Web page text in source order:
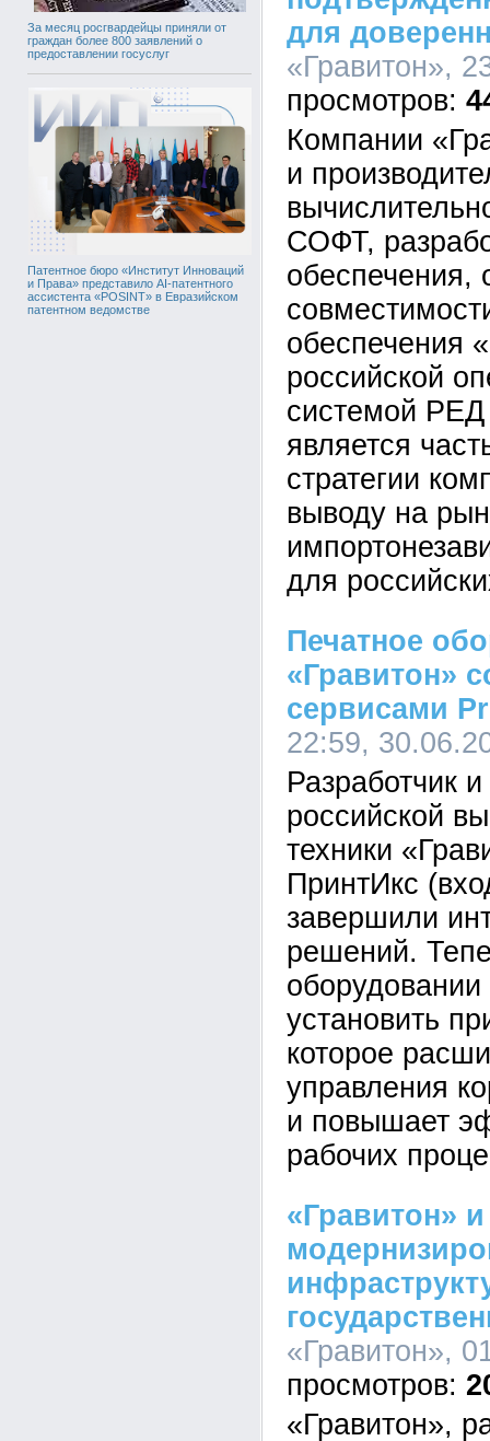
За месяц росгвардейцы приняли от
граждан более 800 заявлений о
предоставлении госуслуг
Патентное бюро «Институт Инноваций
и Права» представило AI-патентного
ассистента «POSINT» в Евразийском
патентном ведомстве
для
«Гравитон»,
Компании
и
СОФТ,
обеспечения,
обеспечения
российской
системой
является
стратегии
выводу на
для
Печатное
«Гравитон»
сервисами
22:59,
Разработчик
российской
техники
ПринтИкс
завершили
решений.
установить
которое
управления
и повышает
рабочих
«Гравитон»
«Гравитон»,
«Гравитон»,